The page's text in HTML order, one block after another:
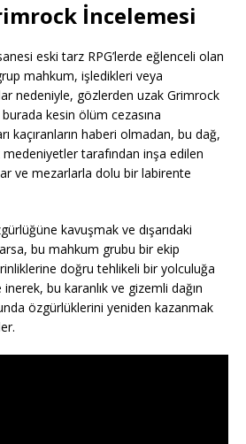
İncelemesi
eski tarz RPG’lerde eğlenceli olan
mahkum, işledikleri veya
nedeniyle, gözlerden uzak Grimrock
burada kesin ölüm cezasına
kaçıranların haberi olmadan, bu dağ,
tarafından inşa edilen
ve mezarlarla dolu bir labirente
kavuşmak ve dışarıdaki
bu mahkum grubu bir ekip
doğru tehlikeli bir yolculuğa
inerek, bu karanlık ve gizemli dağın
özgürlüklerini yeniden kazanmak